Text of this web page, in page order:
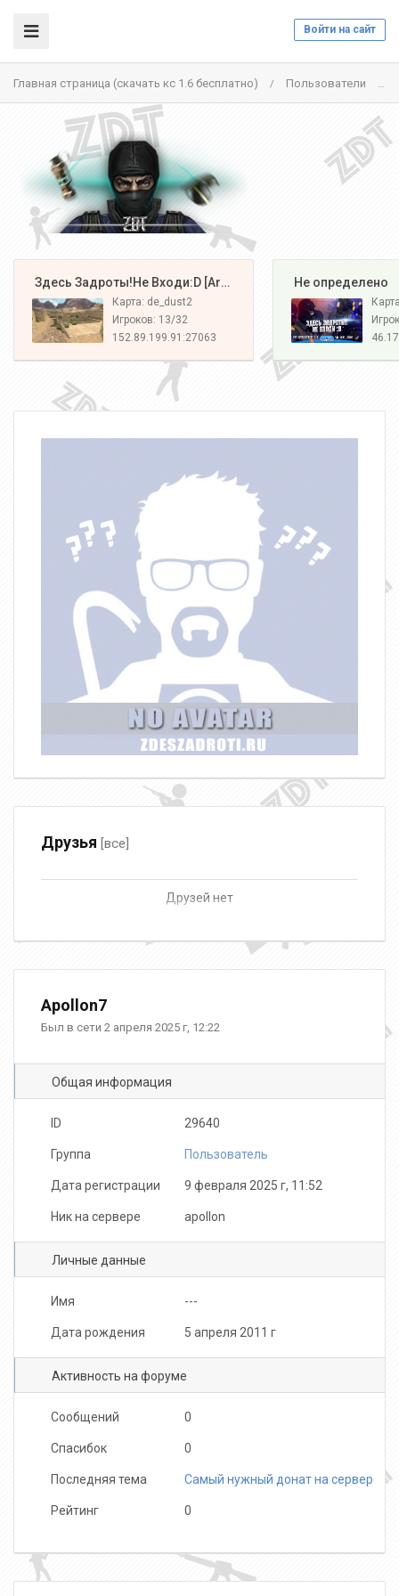
Войти на сайт
Главная страница (скачать кс 1.6 бесплатно) / Пользователи
️ Здесь Задроты!Не Входи:D [Army#1]
Карта: de_dust2
Игроков: 13/32
152.89.199.91:27063
️ Не определено
Друзья [все]
Друзей нет
Apollon7
Был в сети 2 апреля 2025 г, 12:22
Общая информация
ID 29640
Группа Пользователь
Дата регистрации 9 февраля 2025 г, 11:52
Ник на сервере apollon
Личные данные
Имя ---
Дата рождения 5 апреля 2011 г
Активность на форуме
Сообщений 0
Спасибок 0
Последняя тема Cамый нужный донат на сервер
Рейтинг 0